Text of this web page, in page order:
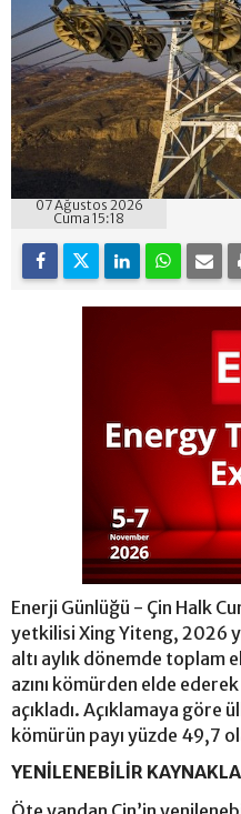
07 Ağustos 2026
Cuma 15:18
Enerji Günlüğü - Çin Halk
yetkilisi Xing Yiteng, 2026
altı aylık dönemde
azını kömürden elde
açıkladı. Açıklamaya göre
kömürün payı yüzde 49,7
YENİLENEBİLİR